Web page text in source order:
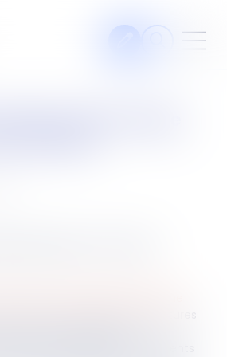
récoltes
2024, n° 22-17.362
rural et de la pêche maritime
terres nues portant des cultures
arboricoles, oléicoles et
d'exploitation y afférents